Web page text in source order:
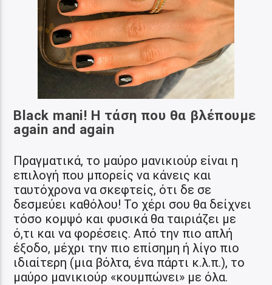
Black mani! Η τάση που θα βλέπουμε
again and again
Πραγματικά, το μαύρο μανικιούρ είναι η
επιλογή που μπορείς να κάνεις και
ταυτόχρονα να σκεφτείς, ότι δε σε
δεσμεύει καθόλου! Το χέρι σου θα δείχνει
τόσο κομψό και φυσικά θα ταιριάζει με
ό,τι και να φορέσεις. Από την πιο απλή
έξοδο, μέχρι την πιο επίσημη ή λίγο πιο
ιδιαίτερη (μια βόλτα, ένα πάρτι κ.λ.π.), το
μαύρο μανικιούρ «κουμπώνει» με όλα.